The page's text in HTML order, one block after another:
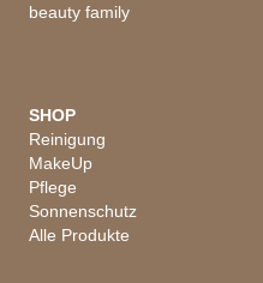
beauty family
SHOP
Reinigung
MakeUp
Pflege
Sonnenschutz
Alle Produkte